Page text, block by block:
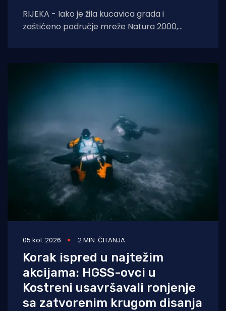
RIJEKA - Iako je žila kucavica grada i
zaštićeno područje mreže Natura 2000,
05 kol. 2026 2 MIN. ČITANJA
Korak ispred u najtežim
akcijama: HGSS-ovci u
Kostreni usavršavali ronjenje
sa zatvorenim krugom disanja